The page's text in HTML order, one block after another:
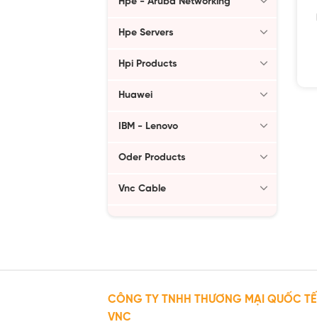
Hpe Servers
Hpi Products
Huawei
IBM - Lenovo
Oder Products
Vnc Cable
CÔNG TY TNHH THƯƠNG MẠI QUỐC TẾ
VNC